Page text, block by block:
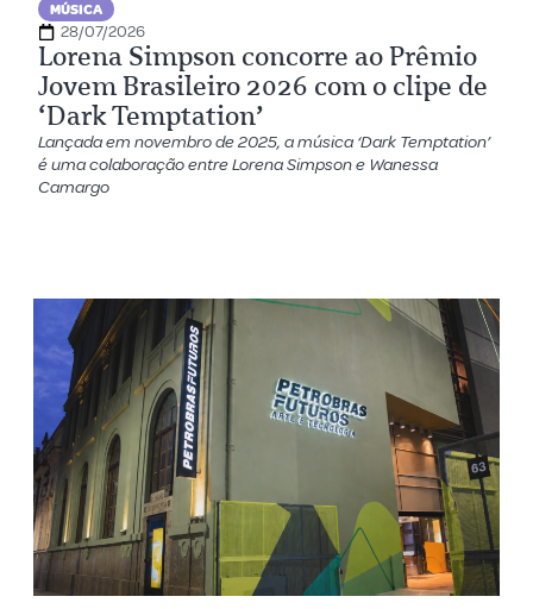
MÚSICA
28/07/2026
Lorena Simpson concorre ao Prêmio
Jovem Brasileiro 2026 com o clipe de
‘Dark Temptation’
Lançada em novembro de 2025, a música ‘Dark Temptation’
é uma colaboração entre Lorena Simpson e Wanessa
Camargo